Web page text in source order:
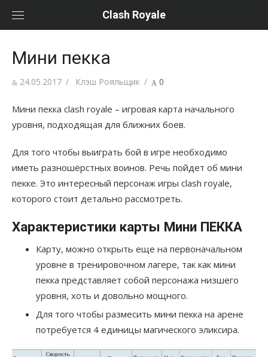
Clash Royale
Мини пекка
Posted
24.05.2017 Author
Клэш Рояльщик 0
Мини пекка clash royale – игровая карта начального
уровня, подходящая для ближних боев.
Для того чтобы выиграть бой в игре необходимо
иметь разношёрстных воинов. Речь пойдет об мини
пекке. Это интересный персонаж игры clash royale,
которого стоит детально рассмотреть.
Характеристики карты Мини ПЕККА
Карту, можно открыть еще на первоначальном
уровне в тренировочном лагере, так как мини
пекка представляет собой персонажа низшего
уровня, хоть и довольно мощного.
Для того чтобы размесить мини пекка на арене
потребуется 4 единицы магического эликсира.